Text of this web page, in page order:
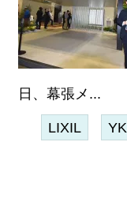
日、幕張メ...
LIXIL